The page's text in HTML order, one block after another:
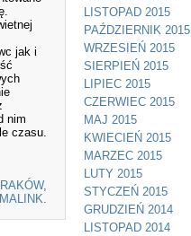
jak i
nim
czasu.
,
LISTOPAD 2015
PAŹDZIERNIK 2015
WRZESIEŃ 2015
SIERPIEŃ 2015
LIPIEC 2015
CZERWIEC 2015
MAJ 2015
KWIECIEŃ 2015
MARZEC 2015
LUTY 2015
STYCZEŃ 2015
GRUDZIEŃ 2014
LISTOPAD 2014